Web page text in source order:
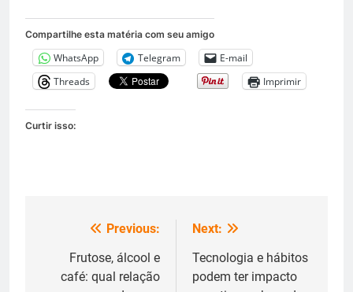
Compartilhe esta matéria com seu amigo
WhatsApp Telegram
E-mail
Threads
Imprimir
Curtir isso:
Navegação
Previous:
Frutose, álcool e
café: qual relação
Next:
Tecnologia e hábitos
podem ter impacto